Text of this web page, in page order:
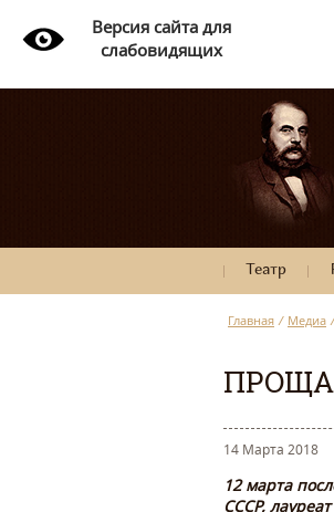
Версия сайта для
слабовидящих
Театр
Главная / Медиа /
14 Марта 2018
12 марта
СССР,